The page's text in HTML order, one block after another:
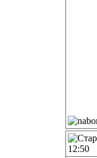
12:50